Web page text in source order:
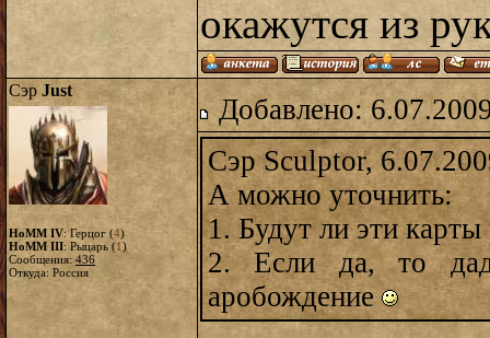
окажутся из
Сэр Just
HoMM IV: Герцог (4)
HoMM III: Рыцарь (1)
Сообщения:436
Откуда: Россия
Добавлено:
Сэр Sculptor,
А можно уточнить:
1. Будут ли эти
2. Если да, то
аробождение